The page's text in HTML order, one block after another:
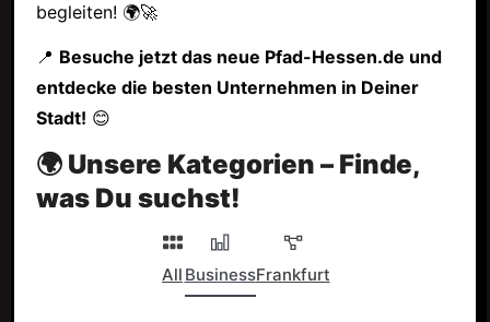
begleiten! 🌍🚀
📍 Besuche jetzt das neue Pfad-Hessen.de und
entdecke die besten Unternehmen in Deiner
Stadt! 😊
🌍 Unsere Kategorien – Finde,
was Du suchst!
All BusinessFrankfurt